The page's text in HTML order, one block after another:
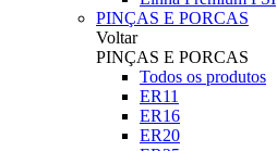
PINÇAS E PORCAS
Voltar
PINÇAS E PORCAS
Todos os produtos
ER11
ER16
ER20